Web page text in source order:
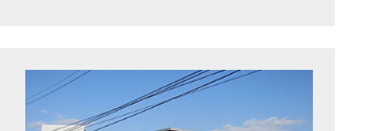
「CB1000R」のヘッドライト等の外観デザインやカラ
「NC750X」大型スポーツモデル NC750X をフルモデル